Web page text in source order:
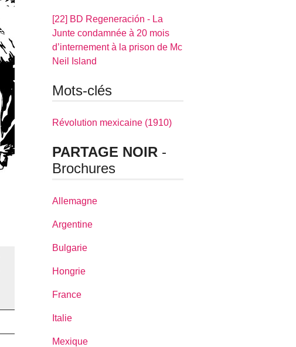
[22] BD Regeneración - La
Junte condamnée à 20 mois
d’internement à la prison de Mc
Neil Island
Mots-clés
Révolution mexicaine (1910)
PARTAGE NOIR -
Brochures
Allemagne
Argentine
Bulgarie
Hongrie
France
Italie
Mexique